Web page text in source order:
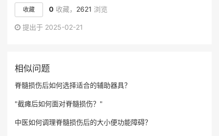
收藏 0 收藏， 2621 浏览
提出于 2025-02-21
相似问题
脊髓损伤后如何选择适合的辅助器具？
"截瘫后如何面对脊髓损伤？"
中医如何调理脊髓损伤后的大小便功能障碍？